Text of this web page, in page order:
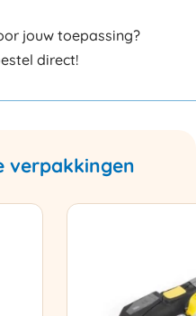
jouw toepassing?
direct!
verpakkingen